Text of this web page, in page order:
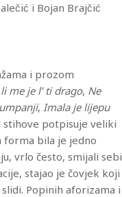
i Bojan Brajčić
i prozom
me je l’ ti drago, Ne
, Imala je lijepu
stihove potpisuje veliki
forma bila je jedno
vrlo često, smijali sebi
stajao je čovjek koji
Popinih aforizama i